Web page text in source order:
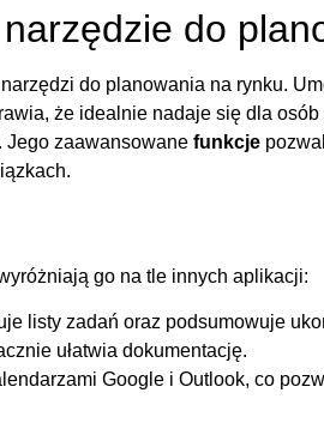
do
do planowania na rynku.
że idealnie nadaje się dla
Jego zaawansowane funkcje
go na tle innych aplikacji:
listy zadań oraz podsumowuje
ułatwia dokumentację.
Google i Outlook, co